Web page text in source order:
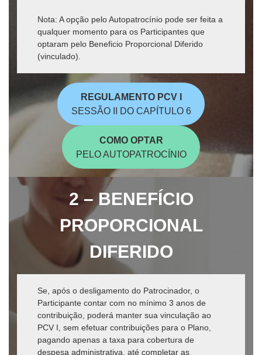
Nota: A opção pelo Autopatrocínio pode ser feita a
qualquer momento para os Participantes que
optaram pelo Beneficio Proporcional Diferido
(vinculado).
REGULAMENTO PCV I
SESSÃO II DO CAPÍTULO 6
COMO OPTAR
PELO AUTOPATROCÍNIO
2 – BENEFÍCIO
PROPORCIONAL
DIFERIDO
Se, após o desligamento do Patrocinador, o
Participante contar com no mínimo 3 anos de
contribuição, poderá manter sua vinculação ao
PCV I, sem efetuar contribuições para o Plano,
pagando apenas a taxa para cobertura de
despesa administrativa, até completar as